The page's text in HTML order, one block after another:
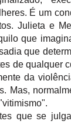
É um
Julieta e
que
que
de qualquer
da
Mas,
que se